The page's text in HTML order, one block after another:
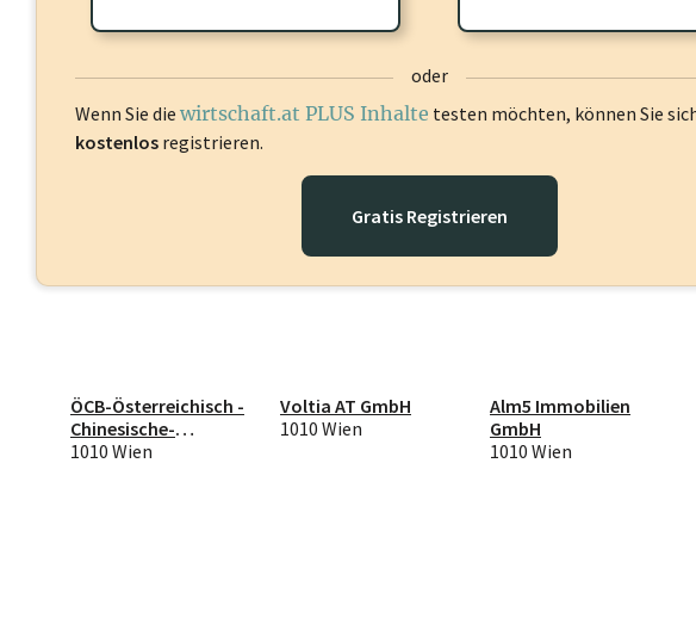
oder
Wenn Sie die wirtschaft.at PLUS Inhalte testen möchten, können Sie
kostenlos registrieren.
Gratis Registrieren
ÖCB-Österreichisch -
Chinesische-
Bildungs-GmbH
1010 Wien
Voltia AT GmbH
1010 Wien
Alm5 Immobilien
GmbH
1010 Wien